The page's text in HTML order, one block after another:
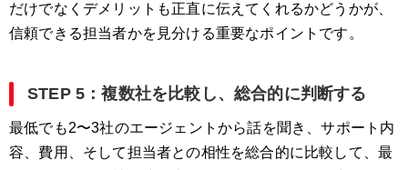
だけでなくデメリットも正直に伝えてくれるかどうかが、
信頼できる担当者かを見分ける重要なポイントです。
STEP 5：複数社を比較し、総合的に判断する
最低でも2〜3社のエージェントから話を聞き、サポート内
容、費用、そして担当者との相性を総合的に比較して、最